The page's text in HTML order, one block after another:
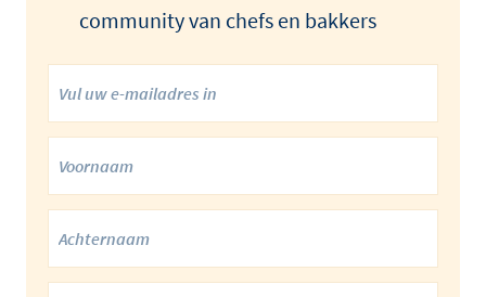
community van chefs en bakkers